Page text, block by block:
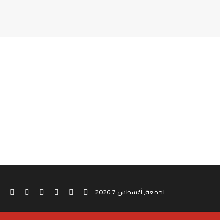
الجمعة, أغسطس 7 2026 ‫YouTubeانستقرام ‫TikTok
ملخص الموقع RSS